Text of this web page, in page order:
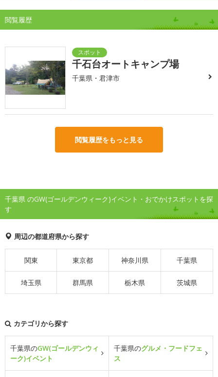
閲覧履歴
千石台オートキャンプ場
千葉県・君津市
閲覧履歴をもっと見る
千葉県 のGW(ゴールデンウィーク)イベント・おでかけスポットを探
す
周辺の都道府県から探す
関東 東京都 神奈川県 千葉県
埼玉県 群馬県 栃木県 茨城県
カテゴリから探す
千葉県のGW(ゴールデンウィ
ーク)イベント
千葉県のグルメ・フードフェ
ス